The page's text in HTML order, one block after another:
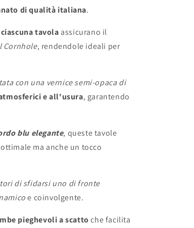
di qualità italiana.
tavola assicurano il
Cornhole, rendendole ideali per
con una vernice semi-opaca di
e all'usura, garantendo
blu elegante, queste tavole
ma anche un tocco
di sfidarsi uno di fronte
e coinvolgente.
pieghevoli a scattoche facilita